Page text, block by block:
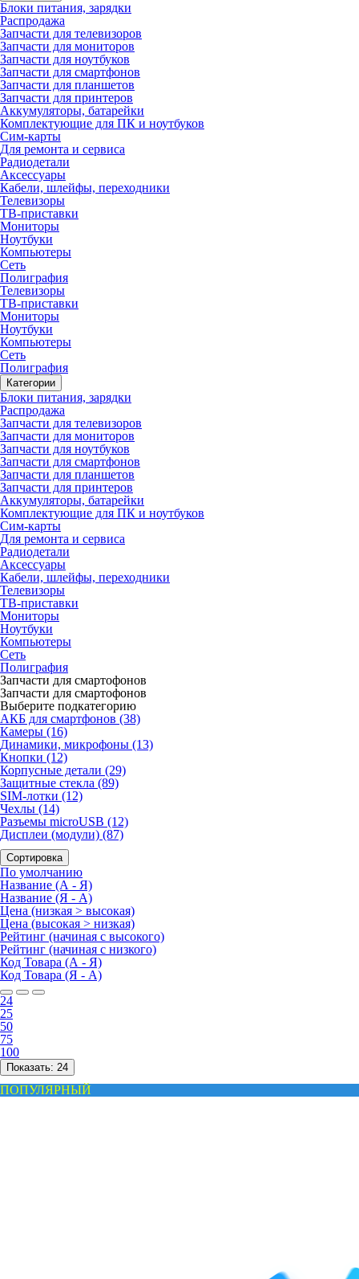
Блоки питания, зарядки
Распродажа
Запчасти для телевизоров
Запчасти для мониторов
Запчасти для ноутбуков
Запчасти для смартфонов
Запчасти для планшетов
Запчасти для принтеров
Аккумуляторы, батарейки
Комплектующие для ПК и ноутбуков
Сим-карты
Для ремонта и сервиса
Радиодетали
Аксессуары
Кабели, шлейфы, переходники
Телевизоры
ТВ-приставки
Мониторы
Ноутбуки
Компьютеры
Сеть
Полиграфия
Телевизоры
ТВ-приставки
Мониторы
Ноутбуки
Компьютеры
Сеть
Полиграфия
Категории
Блоки питания, зарядки
Распродажа
Запчасти для телевизоров
Запчасти для мониторов
Запчасти для ноутбуков
Запчасти для смартфонов
Запчасти для планшетов
Запчасти для принтеров
Аккумуляторы, батарейки
Комплектующие для ПК и ноутбуков
Сим-карты
Для ремонта и сервиса
Радиодетали
Аксессуары
Кабели, шлейфы, переходники
Телевизоры
ТВ-приставки
Мониторы
Ноутбуки
Компьютеры
Сеть
Полиграфия
Запчасти для смартофонов
Запчасти для смартофонов
Выберите подкатегорию
АКБ для смартфонов (38)
Камеры (16)
Динамики, микрофоны (13)
Кнопки (12)
Корпусные детали (29)
Защитные стекла (89)
SIM-лотки (12)
Чехлы (14)
Разъемы microUSB (12)
Дисплеи (модули) (87)
Сортировка
По умолчанию
Название (А - Я)
Название (Я - А)
Цена (низкая > высокая)
Цена (высокая > низкая)
Рейтинг (начиная с высокого)
Рейтинг (начиная с низкого)
Код Товара (А - Я)
Код Товара (Я - А)
24
25
50
75
100
Показать: 24
ПОПУЛЯРНЫЙ